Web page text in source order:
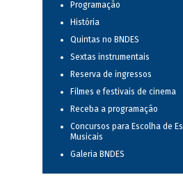
Programação
História
Quintas no BNDES
Sextas instrumentais
Reserva de ingressos
Filmes e festivais de cinema
Receba a programação
Concursos para Escolha de
Musicais
Galeria BNDES